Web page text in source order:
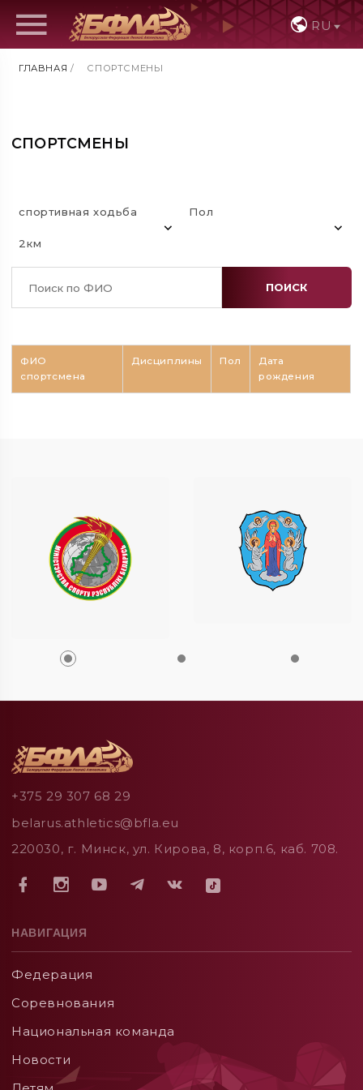
RU
ГЛАВНАЯ / СПОРТСМЕНЫ
СПОРТСМЕНЫ
спортивная ходьба
2км
Пол
ПОИСК
ФИО
спортсмена
Дисциплины Пол
Дата
рождения
+375 29 307 68 29
belarus.athletics@bfla.eu
220030, г. Минск, ул. Кирова, 8, корп.6, каб. 708.
НАВИГАЦИЯ
Федерация
Соревнования
Национальная команда
Новости